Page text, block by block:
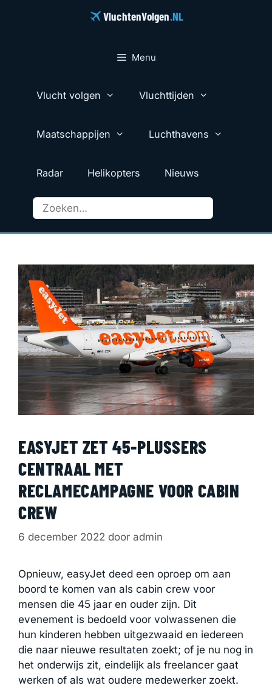
VluchtenVolgen.NL
Menu
Vlucht volgen Vluchttijden
Maatschappijen Luchthavens
Radar Helikopters Nieuws
EASYJET ZET 45-PLUSSERS
CENTRAAL MET
RECLAMECAMPAGNE VOOR CABIN
CREW
6 december 2022 door admin
Opnieuw, easyJet deed een oproep om aan
boord te komen van als cabin crew voor
mensen die 45 jaar en ouder zijn. Dit
evenement is bedoeld voor volwassenen die
hun kinderen hebben uitgezwaaid en iedereen
die naar nieuwe resultaten zoekt; of je nu nog in
het onderwijs zit, eindelijk als freelancer gaat
werken of als wat oudere medewerker zoekt.